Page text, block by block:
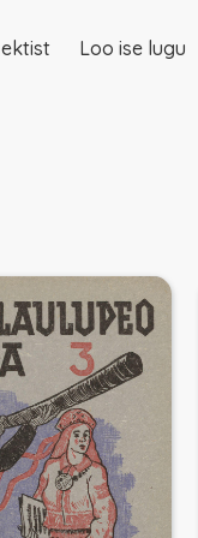
Loo ise lugu